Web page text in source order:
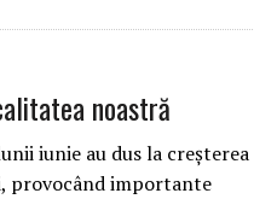
noastră
iunie au dus la creșterea
provocând importante